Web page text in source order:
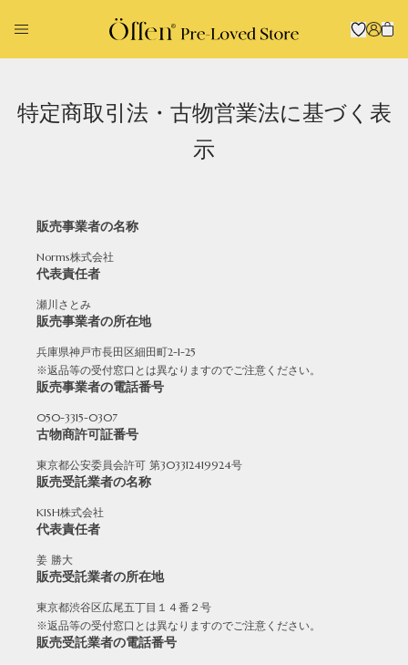
Pointed
Round
特定商取引法・古物営業法に基づく表
示
販売事業者の名称
Norms株式会社
代表責任者
瀬川さとみ
販売事業者の所在地
兵庫県神戸市長田区細田町2-1-25
※返品等の受付窓口とは異なりますのでご注意ください。
販売事業者の電話番号
050-3315-0307
古物商許可証番号
東京都公安委員会許可 第303312419924号
販売受託業者の名称
KISH株式会社
代表責任者
姜 勝大
販売受託業者の所在地
東京都渋谷区広尾五丁目１４番２号
※返品等の受付窓口とは異なりますのでご注意ください。
販売受託業者の電話番号